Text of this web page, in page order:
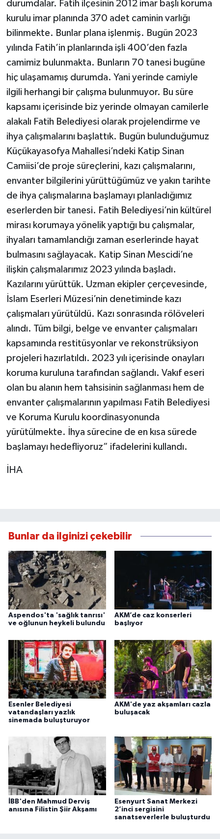
durumdalar. Fatih ilçesinin 2012 imar başlı koruma
kurulu imar planında 370 adet caminin varlığı
bilinmekte. Bunlar plana işlenmiş. Bugün 2023
yılında Fatih’in planlarında işli 400’den fazla
camimiz bulunmakta. Bunların 70 tanesi bugüne
hiç ulaşamamış durumda. Yani yerinde camiyle
ilgili herhangi bir çalışma bulunmuyor. Bu süre
kapsamı içerisinde biz yerinde olmayan camilerle
alakalı Fatih Belediyesi olarak projelendirme ve
ihya çalışmalarını başlattık. Bugün bulunduğumuz
Küçükayasofya Mahallesi’ndeki Katip Sinan
Camiisi’de proje süreçlerini, kazı çalışmalarını,
envanter bilgilerini yürüttüğümüz ve yakın tarihte
de ihya çalışmalarına başlamayı planladığımız
eserlerden bir tanesi. Fatih Belediyesi’nin kültürel
mirası korumaya yönelik yaptığı bu çalışmalar,
ihyaları tamamlandığı zaman eserlerinde hayat
bulmasını sağlayacak. Katip Sinan Mescidi’ne
ilişkin çalışmalarımız 2023 yılında başladı.
Kazılarını yürüttük. Uzman ekipler çerçevesinde,
İslam Eserleri Müzesi’nin denetiminde kazı
çalışmaları yürütüldü. Kazı sonrasında rölöveleri
alındı. Tüm bilgi, belge ve envanter çalışmaları
kapsamında restitüsyonlar ve rekonstrüksiyon
projeleri hazırlatıldı. 2023 yılı içerisinde onayları
koruma kuruluna tarafından sağlandı. Vakıf eseri
olan bu alanın hem tahsisinin sağlanması hem de
envanter çalışmalarının yapılması Fatih Belediyesi
ve Koruma Kurulu koordinasyonunda
yürütülmekte. İhya sürecine de en kısa sürede
başlamayı hedefliyoruz” ifadelerini kullandı.
İHA
Bunlar da ilginizi çekebilir
Aspendos'ta 'sağlık tanrısı'
ve oğlunun heykeli bulundu
AKM’de caz konserleri
başlıyor
Esenler Belediyesi
vatandaşları yazlık
sinemada buluşturuyor
AKM'de yaz akşamları cazla
buluşacak
İBB'den Mahmud Derviş
anısına Filistin Şiir Akşamı
Esenyurt Sanat Merkezi
2’inci sergisini
sanatseverlerle buluşturdu